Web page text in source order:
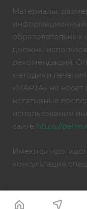
Материалы,
информационный
образовательных
должны
рекомендаций.
методики
«МАРТА» не несет
негативные
использования
сайте https://
Имеются
консультация